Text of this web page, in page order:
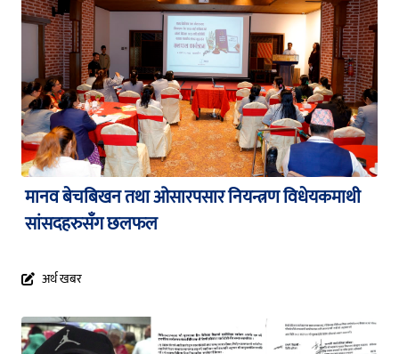
मानव बेचबिखन तथा ओसारपसार नियन्त्रण विधेयकमाथी
सांसदहरुसँग छलफल
अर्थ खबर